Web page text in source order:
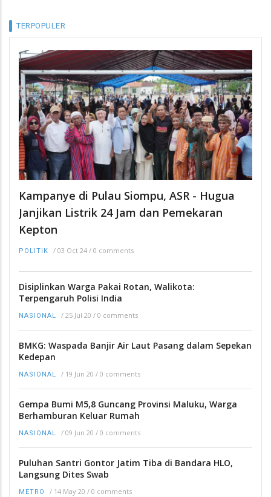
TERPOPULER
Kampanye di Pulau Siompu, ASR - Hugua
Janjikan Listrik 24 Jam dan Pemekaran
Kepton
POLITIK / 03 Oct 24 / 0 comments
Disiplinkan Warga Pakai Rotan, Walikota:
Terpengaruh Polisi India
NASIONAL / 25 Jul 20 / 0 comments
BMKG: Waspada Banjir Air Laut Pasang dalam Sepekan
Kedepan
NASIONAL / 19 Jun 20 / 0 comments
Gempa Bumi M5,8 Guncang Provinsi Maluku, Warga
Berhamburan Keluar Rumah
NASIONAL / 09 Jun 20 / 0 comments
Puluhan Santri Gontor Jatim Tiba di Bandara HLO,
Langsung Dites Swab
METRO / 14 May 20 / 0 comments